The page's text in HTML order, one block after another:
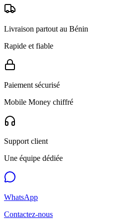
Livraison partout au Bénin
Rapide et fiable
Paiement sécurisé
Mobile Money chiffré
Support client
Une équipe dédiée
WhatsApp
Contactez-nous